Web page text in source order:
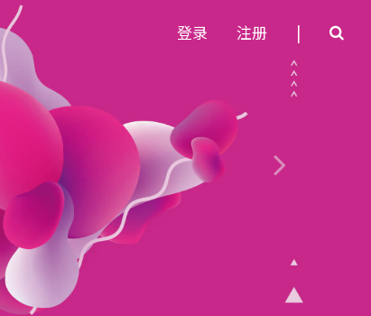
登录 注册 |
Next